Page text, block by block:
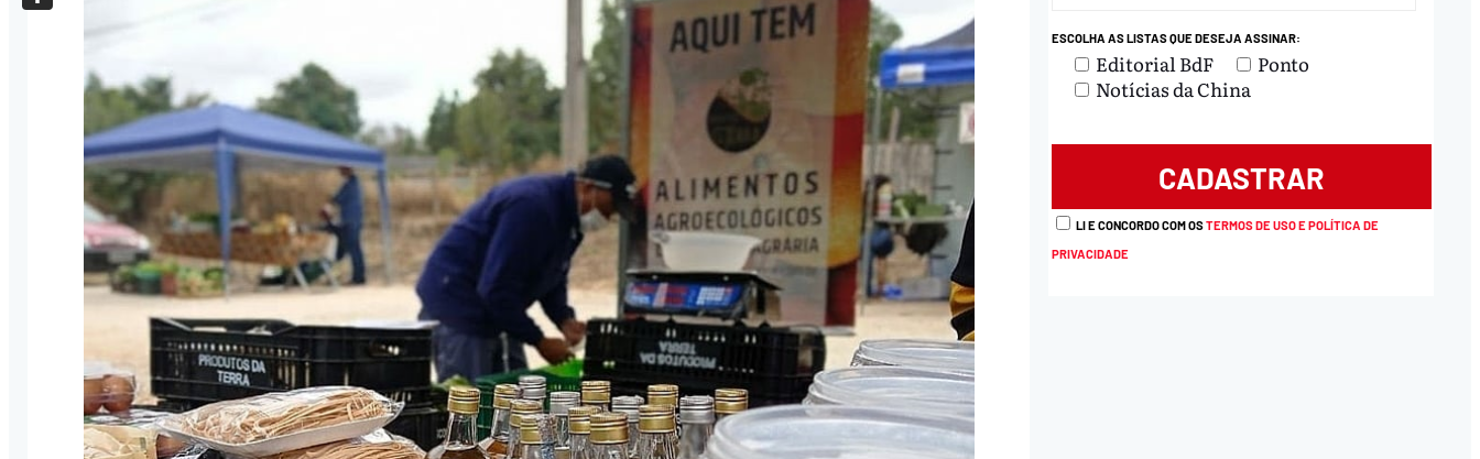
ESCOLHA AS LISTAS QUE DESEJA ASSINAR:
Editorial BdF
Ponto
Notícias da China
LI E CONCORDO COM OSTERMOS DE USO E POLÍTICA DE
PRIVACIDADE